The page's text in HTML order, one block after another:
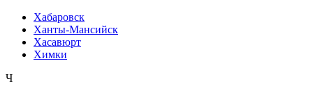
Хабаровск
Ханты-Мансийск
Хасавюрт
Химки
Ч